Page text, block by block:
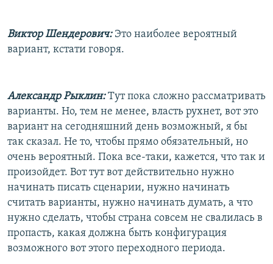
Виктор Шендерович: Это наиболее вероятный
вариант, кстати говоря.
Александр Рыклин:Тут пока сложно рассматривать
варианты. Но, тем не менее, власть рухнет, вот это
вариант на сегодняшний день возможный, я бы
так сказал. Не то, чтобы прямо обязательный, но
очень вероятный. Пока все-таки, кажется, что так и
произойдет. Вот тут вот действительно нужно
начинать писать сценарии, нужно начинать
считать варианты, нужно начинать думать, а что
нужно сделать, чтобы страна совсем не свалилась в
пропасть, какая должна быть конфигурация
возможного вот этого переходного периода.